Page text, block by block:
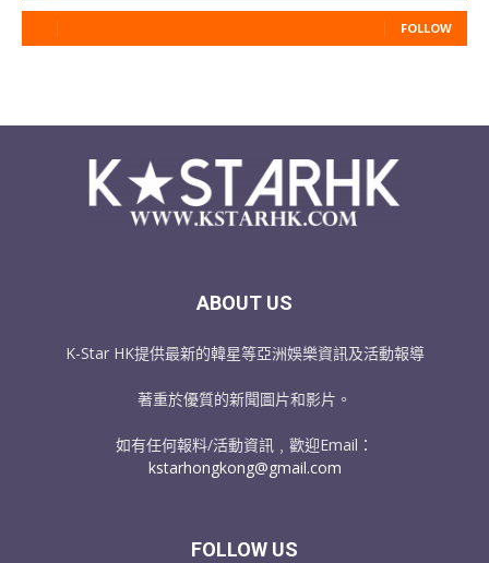
FOLLOW
ABOUT US
K-Star HK提供最新的韓星等亞洲娛樂資訊及活動報導
著重於優質的新聞圖片和影片。
如有任何報料/活動資訊﹐歡迎Email：
kstarhongkong@gmail.com
FOLLOW US